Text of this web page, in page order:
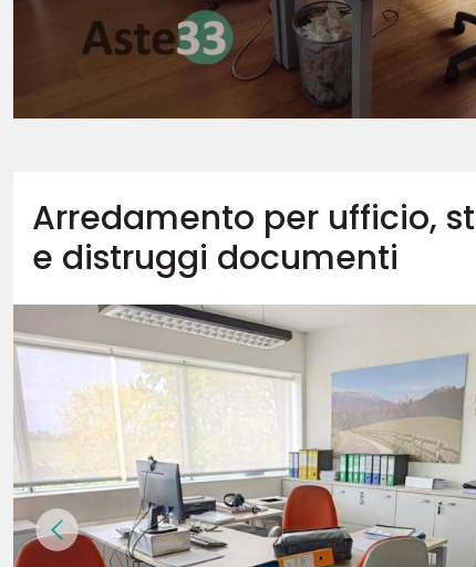
Arredamento per ufficio,
e distruggi documenti